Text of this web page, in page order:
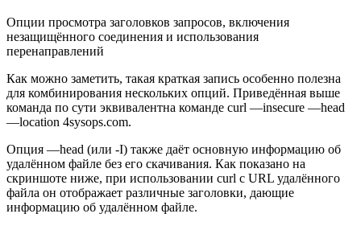
Опции просмотра заголовков запросов, включения
незащищённого соединения и использования
перенаправлений
Как можно заметить, такая краткая запись особенно полезна
для комбинирования нескольких опций. Приведённая выше
команда по сути эквивалентна команде curl —insecure —head
—location 4sysops.com.
Опция —head (или -I) также даёт основную информацию об
удалённом файле без его скачивания. Как показано на
скриншоте ниже, при использовании curl с URL удалённого
файла он отображает различные заголовки, дающие
информацию об удалённом файле.